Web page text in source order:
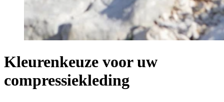
Kleurenkeuze voor uw
compressiekleding